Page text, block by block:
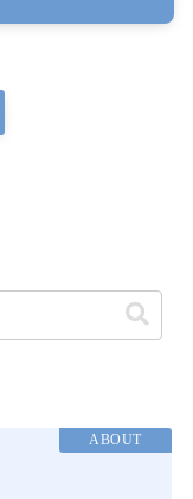
ABOUT